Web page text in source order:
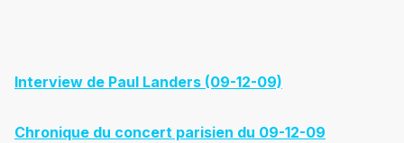
Interview de Paul Landers (09-12-09)
Chronique du concert parisien du 09-12-09